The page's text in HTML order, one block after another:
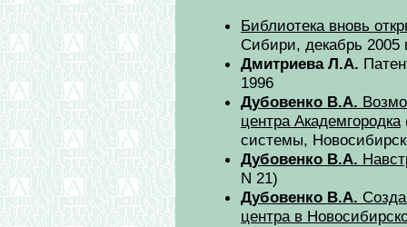
Библиотека вновь
Сибири, декабрь 2005
Дмитриева Л.А.
1996
Дубовенко В.А.
центра Академгородка
системы,
Дубовенко В.А.
N 21)
Дубовенко В.А.
центра в